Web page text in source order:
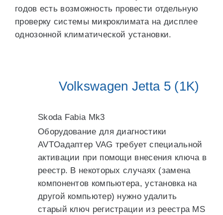
годов есть возможность провести отдельную
проверку системы микроклимата на дисплее
однозонной климатической установки.
Volkswagen Jetta 5 (1K)
Skoda Fabia Mk3
Оборудование для диагностики
AVTOадаптер VAG требует специальной
активации при помощи внесения ключа в
реестр. В некоторых случаях (замена
компонентов компьютера, установка на
другой компьютер) нужно удалить
старый ключ регистрации из реестра MS